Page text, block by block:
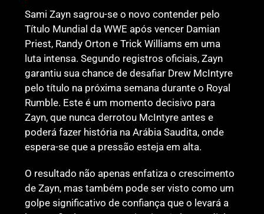
Sami Zayn sagrou-se o novo contender pelo
Título Mundial da WWE após vencer Damian
Priest, Randy Orton e Trick Williams em uma
luta intensa. Segundo registros oficiais, Zayn
garantiu sua chance de desafiar Drew McIntyre
pelo título na próxima semana durante o Royal
Rumble. Este é um momento decisivo para
Zayn, que nunca derrotou McIntyre antes e
poderá fazer história na Arábia Saudita, onde
espera-se que a pressão esteja em alta.
O resultado não apenas enfatiza o crescimento
de Zayn, mas também pode ser visto como um
golpe significativo de confiança que o levará a